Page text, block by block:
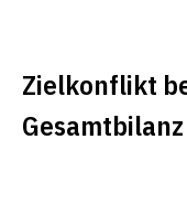
Zielkonflikt
Gesamtbilanz